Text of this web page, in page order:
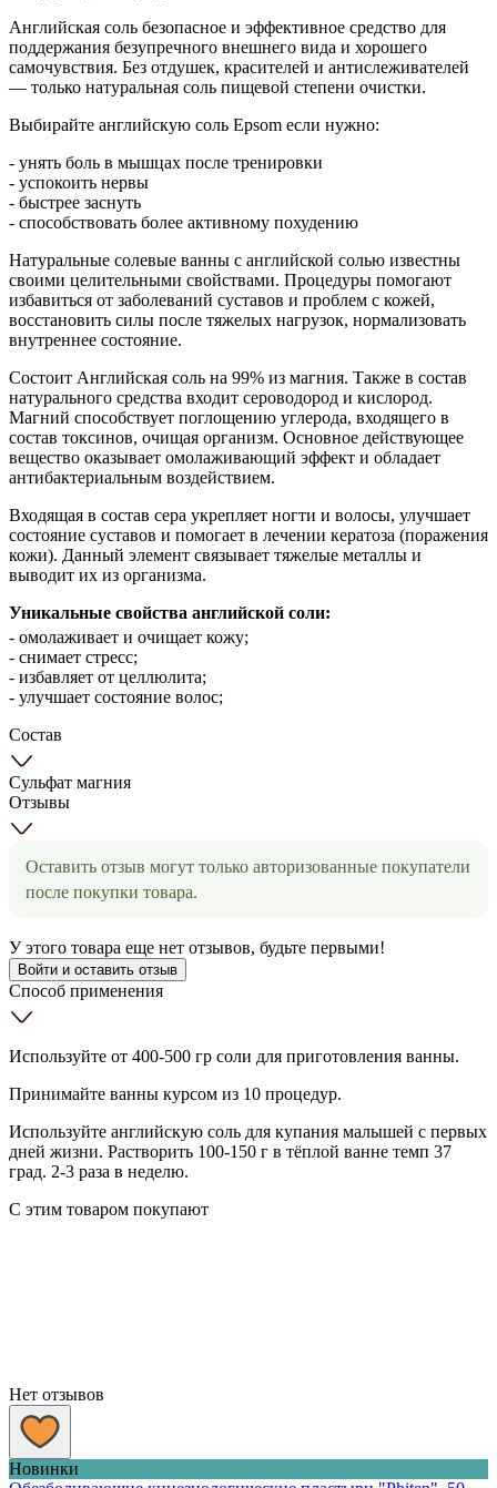
Английская соль безопасное и эффективное средство для
поддержания безупречного внешнего вида и хорошего
самочувствия. Без отдушек, красителей и антислеживателей
— только натуральная соль пищевой степени очистки.
Выбирайте английскую соль Epsom если нужно:
- унять боль в мышцах после тренировки
- успокоить нервы
- быстрее заснуть
- способствовать более активному похудению
Натуральные солевые ванны с английской солью известны
своими целительными свойствами. Процедуры помогают
избавиться от заболеваний суставов и проблем с кожей,
восстановить силы после тяжелых нагрузок, нормализовать
внутреннее состояние.
Состоит Английская соль на 99% из магния. Также в состав
натурального средства входит сероводород и кислород.
Магний способствует поглощению углерода, входящего в
состав токсинов, очищая организм. Основное действующее
вещество оказывает омолаживающий эффект и обладает
антибактериальным воздействием.
Входящая в состав сера укрепляет ногти и волосы, улучшает
состояние суставов и помогает в лечении кератоза (поражения
кожи). Данный элемент связывает тяжелые металлы и
выводит их из организма.
Уникальные свойства английской соли:
- омолаживает и очищает кожу;
- снимает стресс;
- избавляет от целлюлита;
- улучшает состояние волос;
Состав
Сульфат магния
Отзывы
Оставить отзыв могут только авторизованные покупатели
после покупки товара.
У этого товара еще нет отзывов, будьте первыми!
Войти и оставить отзыв
Способ применения
Используйте от 400-500 гр соли для приготовления ванны.
Принимайте ванны курсом из 10 процедур.
Используйте английскую соль для купания малышей с первых
дней жизни. Растворить 100-150 г в тёплой ванне темп 37
град. 2-3 раза в неделю.
С этим товаром покупают
Нет отзывов
Новинки